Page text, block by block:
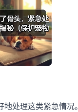
处理这类紧急情况。